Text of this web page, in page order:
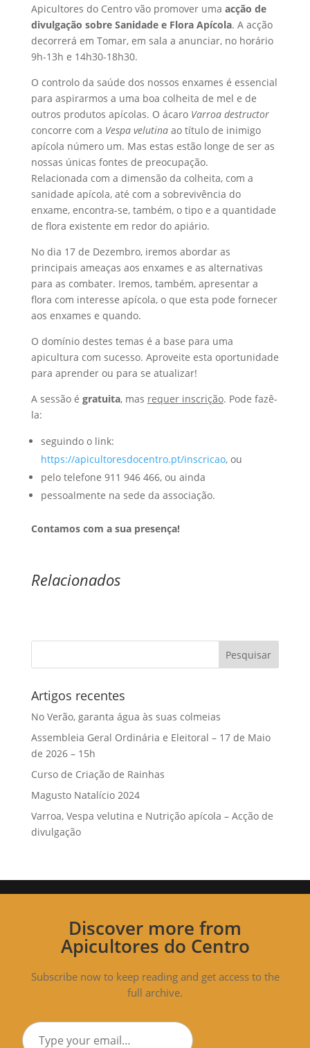
Apicultores do Centro vão promover uma acção de
divulgação sobre Sanidade e Flora Apícola. A acção
decorrerá em Tomar, em sala a anunciar, no horário
9h-13h e 14h30-18h30.
O controlo da saúde dos nossos enxames é essencial
para aspirarmos a uma boa colheita de mel e de
outros produtos apícolas. O ácaro Varroa destructor
concorre com a Vespa velutinaao título de inimigo
apícola número um. Mas estas estão longe de ser as
nossas únicas fontes de preocupação.
Relacionada com a dimensão da colheita, com a
sanidade apícola, até com a sobrevivência do
enxame, encontra-se, também, o tipo e a quantidade
de flora existente em redor do apiário.
No dia 17 de Dezembro, iremos abordar as
principais ameaças aos enxames e as alternativas
para as combater. Iremos, também, apresentar a
flora com interesse apícola, o que esta pode fornecer
aos enxames e quando.
O domínio destes temas é a base para uma
apicultura com sucesso. Aproveite esta oportunidade
para aprender ou para se atualizar!
A sessão é gratuita, mas requer inscrição. Pode fazê-
la:
seguindo o link:
https://apicultoresdocentro.pt/inscricao, ou
pelo telefone 911 946 466, ou ainda
pessoalmente na sede da associação.
Contamos com a sua presença!
Relacionados
Artigos recentes
No Verão, garanta água às suas colmeias
Assembleia Geral Ordinária e Eleitoral – 17 de Maio
de 2026 – 15h
Curso de Criação de Rainhas
Magusto Natalício 2024
Varroa, Vespa velutina e Nutrição apícola – Acção de
divulgação
Discover more from
Apicultores do Centro
Subscribe now to keep reading and get access to the
full archive.
Type
your